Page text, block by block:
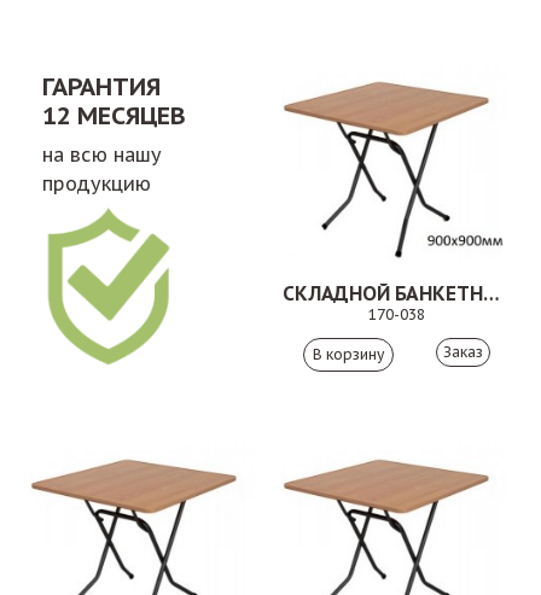
ГАРАНТИЯ
12 МЕСЯЦЕВ
на всю нашу
продукцию
СКЛАДНОЙ БАНКЕТНЫЙ СТОЛ 170-038
170-038
Заказ